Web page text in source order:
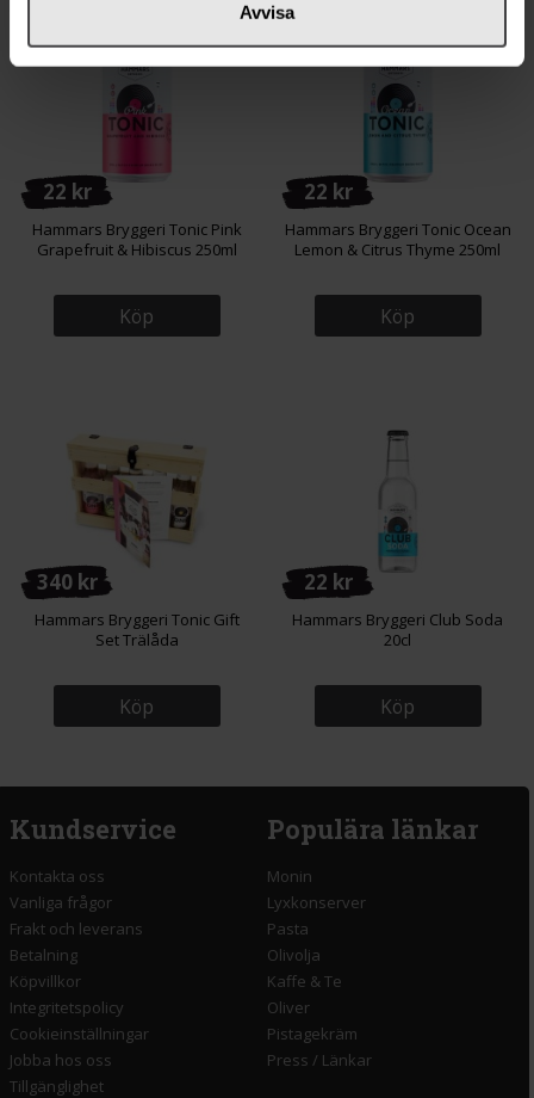
Avvisa
22 kr
Hammars Bryggeri Tonic Pink
Grapefruit & Hibiscus 250ml
Köp
22 kr
Hammars Bryggeri Tonic Ocean
Lemon & Citrus Thyme 250ml
Köp
340 kr
Hammars Bryggeri Tonic Gift
Set Trälåda
Köp
22 kr
Hammars Bryggeri Club Soda
20cl
Köp
Kundservice
Kontakta oss
Vanliga frågor
Frakt och leverans
Betalning
Köpvillkor
Integritetspolicy
Cookieinställningar
Jobba hos oss
Tillgänglighet
Populära länkar
Monin
Lyxkonserver
Pasta
Olivolja
Kaffe & Te
Oliver
Pistagekräm
Press / Länkar